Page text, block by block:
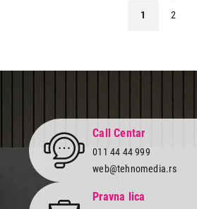
1
2
Call Centar
011 44 44 999
web@tehnomedia.rs
Pravna lica